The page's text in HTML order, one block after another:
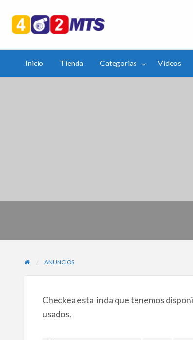
Videos Blog APP
Inicio Tienda Categorias Videos
ANUNCIOS
Checkea esta linda que tenemos
usados.